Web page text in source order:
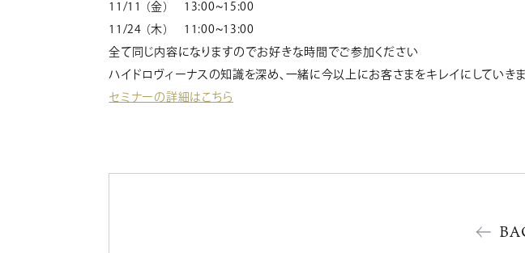
11/11 （金） 13:00~15:00
11/24 （木） 11:00~13:00
全て同じ内容になりますのでお好きな時間でご参加ください
ハイドロヴィーナスの知識を深め、一緒に今以上にお客さまをキレイにしていきま
セミナーの詳細はこちら